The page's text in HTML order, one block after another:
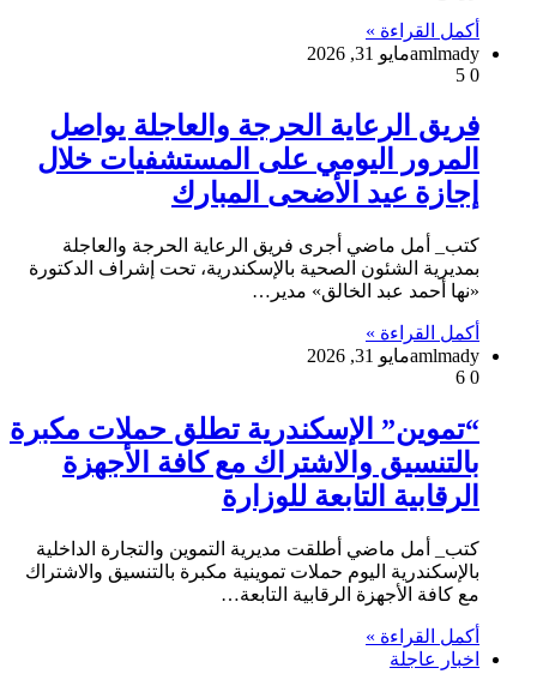
أكمل القراءة »
amlmadyمايو 31, 2026
0
فريق الرعاية الحرجة والعاجلة يواصل
المرور اليومي على المستشفيات خلال
إجازة عيد الأضحى المبارك
كتب_ أمل ماضي أجرى فريق الرعاية الحرجة والعاجلة
بمديرية الشئون الصحية بالإسكندرية، تحت إشراف الدكتورة
«نها أحمد عبد الخالق» مدير…
أكمل القراءة »
amlmadyمايو 31, 2026
0
“تموين” الإسكندرية تطلق حملات مكبرة
بالتنسيق والاشتراك مع كافة الأجهزة
الرقابية التابعة للوزارة
كتب_ أمل ماضي أطلقت مديرية التموين والتجارة الداخلية
بالإسكندرية اليوم حملات تموينية مكبرة بالتنسيق والاشتراك
مع كافة الأجهزة الرقابية التابعة…
أكمل القراءة »
اخبار عاجلة